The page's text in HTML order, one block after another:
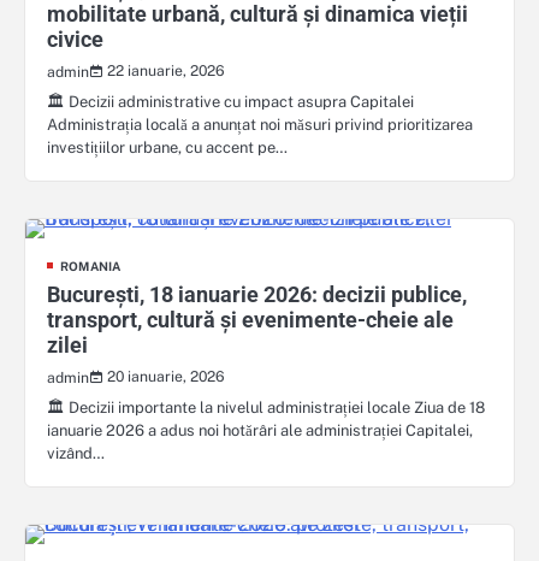
mobilitate urbană, cultură și dinamica vieții
civice
admin
22 ianuarie, 2026
🏛️ Decizii administrative cu impact asupra Capitalei
Administrația locală a anunțat noi măsuri privind prioritizarea
investițiilor urbane, cu accent pe…
ROMANIA
București, 18 ianuarie 2026: decizii publice,
transport, cultură și evenimente-cheie ale
zilei
admin
20 ianuarie, 2026
🏛️ Decizii importante la nivelul administrației locale Ziua de 18
ianuarie 2026 a adus noi hotărâri ale administrației Capitalei,
vizând…